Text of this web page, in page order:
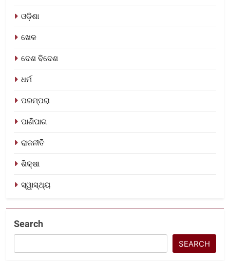
ଓଡ଼ିଶା
ଖେଳ
ଦେଶ ବିଦେଶ
ଧର୍ମ
ପରମ୍ପରା
ପାଣିପାଗ
ରାଜନୀତି
ଶିକ୍ଷା
ସ୍ୱାସ୍ଥ୍ୟ
Search
SEARCH